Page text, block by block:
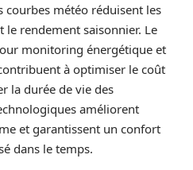
courbes météo réduisent les
rendement saisonnier. Le
monitoring énergétique et
à optimiser le coût
la durée de vie des
améliorent
et garantissent un confort
dans le temps.